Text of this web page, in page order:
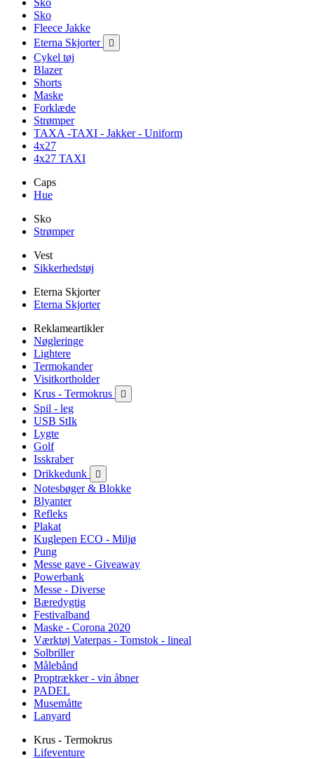
Sko
Sko
Fleece Jakke
Eterna Skjorter

Cykel tøj
Blazer
Shorts
Maske
Forklæde
Strømper
TAXA -TAXI - Jakker - Uniform
4x27
4x27 TAXI
Caps
Hue
Sko
Strømper
Vest
Sikkerhedstøj
Eterna Skjorter
Eterna Skjorter
Reklameartikler
Nøgleringe
Lightere
Termokander
Visitkortholder
Krus - Termokrus

Spil - leg
USB StIk
Lygte
Golf
Isskraber
Drikkedunk

Notesbøger & Blokke
Blyanter
Refleks
Plakat
Kuglepen ECO - Miljø
Pung
Messe gave - Giveaway
Powerbank
Messe - Diverse
Bæredygtig
Festivalband
Maske - Corona 2020
Værktøj Vaterpas - Tomstok - lineal
Solbriller
Målebånd
Proptrækker - vin åbner
PADEL
Musemåtte
Lanyard
Krus - Termokrus
Lifeventure